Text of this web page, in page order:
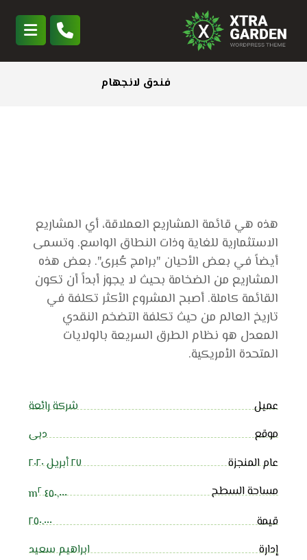
فندق لانجهام
هذه هي قائمة المشاريع العملاقة، أي المشاريع
الاستثمارية للغاية وذات النطاق الواسع. وتسمى
أيضاً في بعض الأحيان "برامج كُبرى". بعض هذه
المشاريع من الضخامة بحيث لا يجوز أبداً أن تكون
القائمة كاملة. أصبح المشروع الأكثر تكلفة في
تاريخ العالم من حيث تكلفة التضخم النقدي
المعدل هو نظام الطرق السريعة بالولايات
المتحدة الأمريكية.
عميل
شركة رائعة
موقع
دبی
عام المنجزة
٢٧ أبريل ٢٠٢٠
مساحة السطح
٤٥٠,٠٠٠ m ٢
قيمة
٢٥٠.٠٠٠
إدارة
ابراهيم سعيد